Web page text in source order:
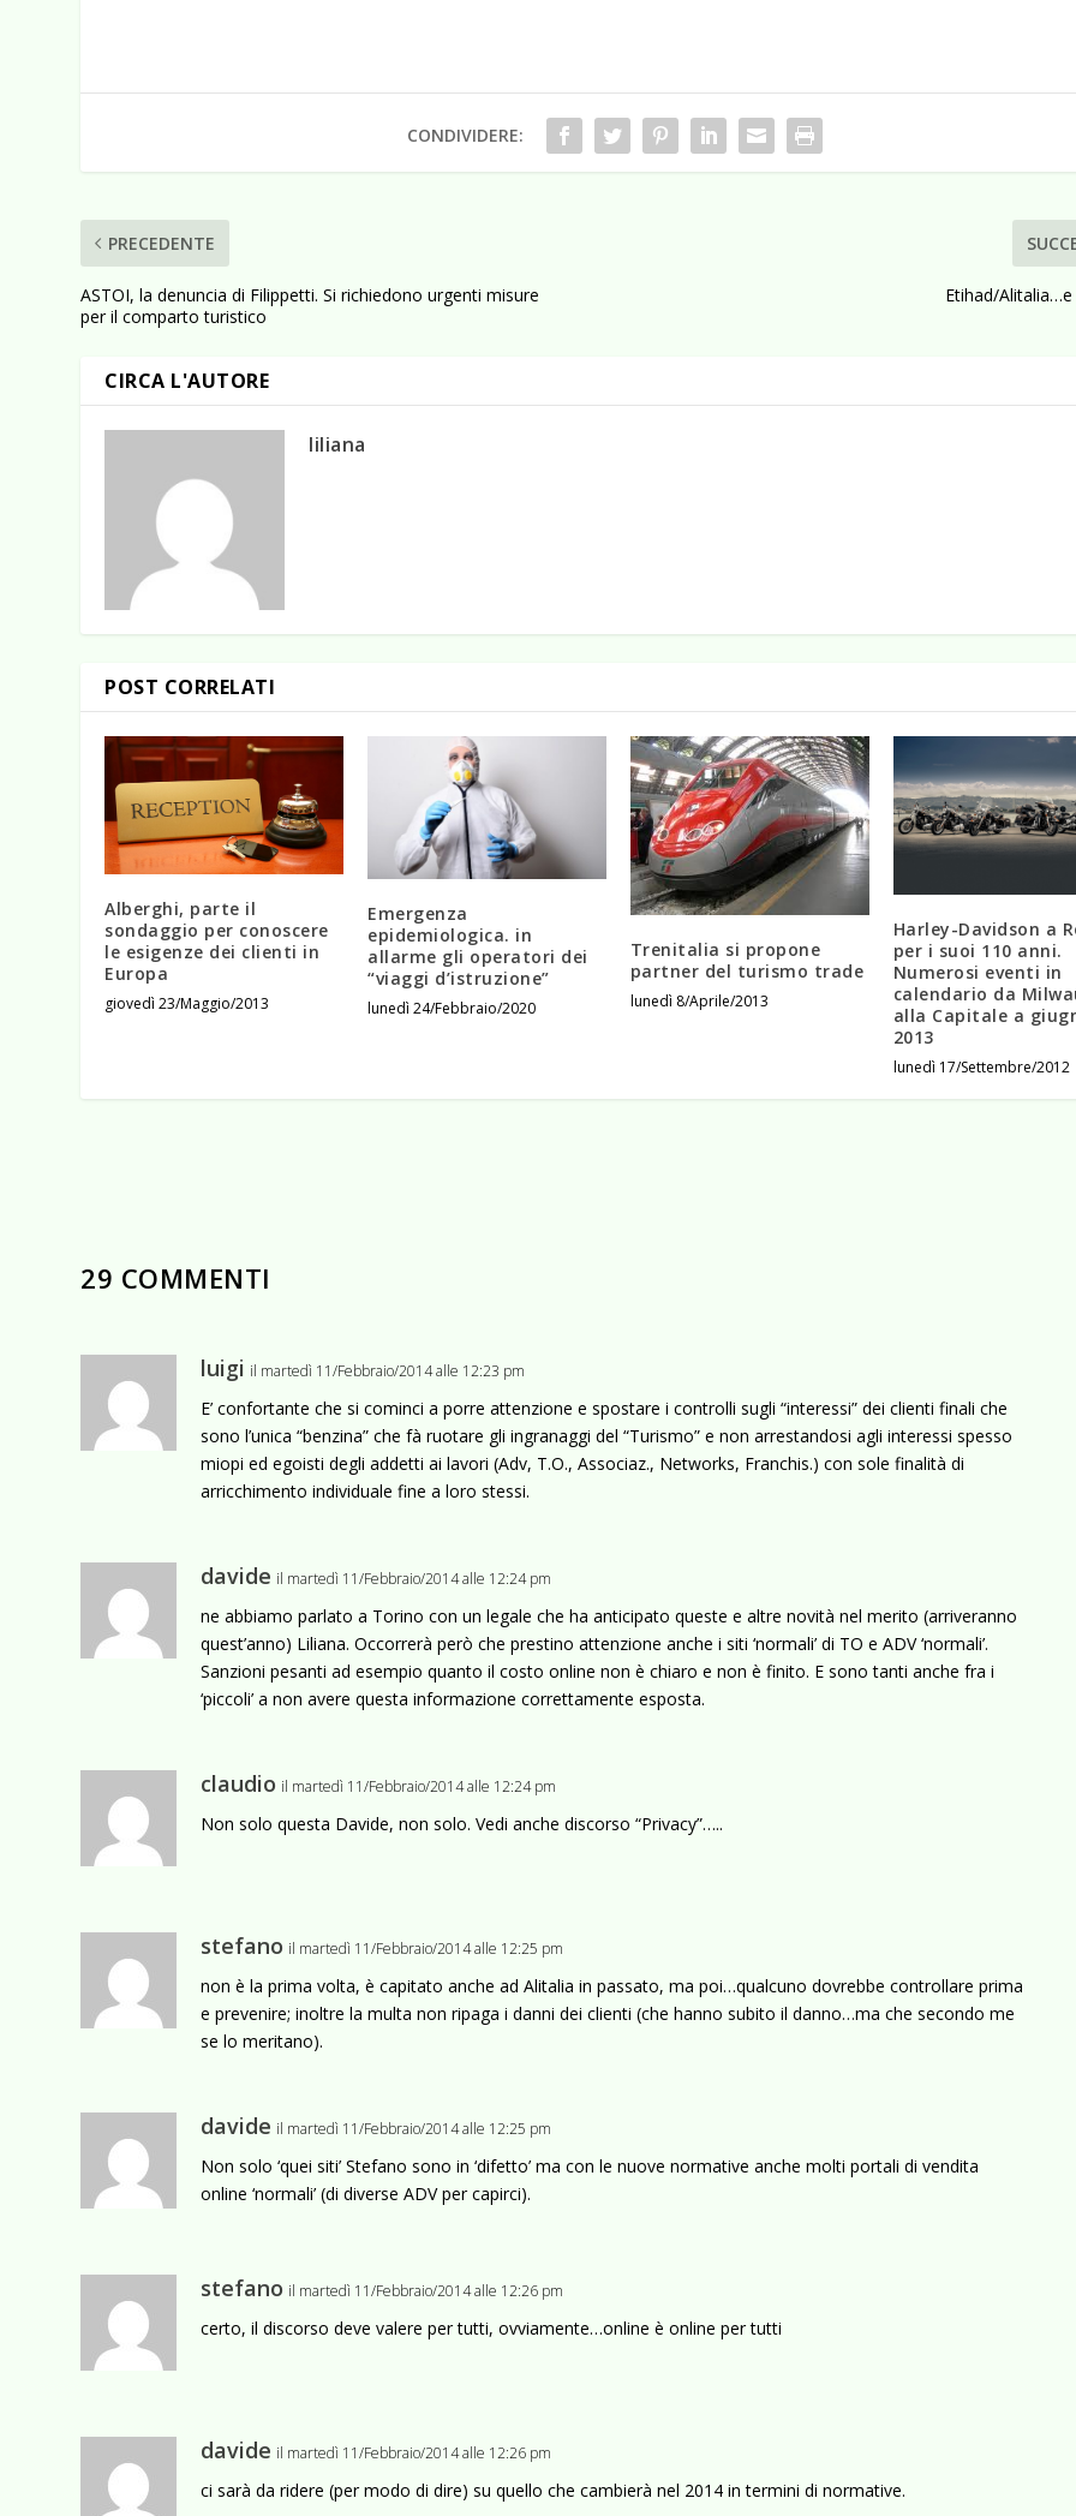
CONDIVIDERE:
PRECEDENTE
ASTOI, la denuncia di Filippetti. Si richiedono urgenti misure
per il comparto turistico
Etihad/
CIRCA L'AUTORE
liliana
POST CORRELATI
Alberghi, parte il
sondaggio per conoscere
le esigenze dei clienti in
Europa
giovedì 23/Maggio/2013
Emergenza
epidemiologica. in
allarme gli operatori dei
“viaggi d’istruzione”
lunedì 24/Febbraio/2020
Trenitalia si propone
partner del turismo trade
lunedì 8/Aprile/2013
Harley-Davidson a
per i suoi 110 anni.
Numerosi eventi in
calendario da
alla Capitale a
2013
lunedì 17/Settembre/2012
29 COMMENTI
luigi il martedì 11/Febbraio/2014 alle 12:23 pm
E’ confortante che si cominci a porre attenzione e spostare i controlli sugli “interessi” dei clienti finali che
sono l’unica “benzina” che fà ruotare gli ingranaggi del “Turismo” e non arrestandosi agli interessi spesso
miopi ed egoisti degli addetti ai lavori (Adv, T.O., Associaz., Networks, Franchis.) con sole finalità di
arricchimento individuale fine a loro stessi.
davide il martedì 11/Febbraio/2014 alle 12:24 pm
ne abbiamo parlato a Torino con un legale che ha anticipato queste e altre novità nel merito (arriveranno
quest’anno) Liliana. Occorrerà però che prestino attenzione anche i siti ‘normali’ di TO e ADV ‘normali’.
Sanzioni pesanti ad esempio quanto il costo online non è chiaro e non è finito. E sono tanti anche fra i
‘piccoli’ a non avere questa informazione correttamente esposta.
claudio il martedì 11/Febbraio/2014 alle 12:24 pm
Non solo questa Davide, non solo. Vedi anche discorso “Privacy”…..
stefano il martedì 11/Febbraio/2014 alle 12:25 pm
non è la prima volta, è capitato anche ad Alitalia in passato, ma poi…qualcuno dovrebbe controllare prima
e prevenire; inoltre la multa non ripaga i danni dei clienti (che hanno subito il danno…ma che secondo me
se lo meritano).
davide il martedì 11/Febbraio/2014 alle 12:25 pm
Non solo ‘quei siti’ Stefano sono in ‘difetto’ ma con le nuove normative anche molti portali di vendita
online ‘normali’ (di diverse ADV per capirci).
stefano il martedì 11/Febbraio/2014 alle 12:26 pm
certo, il discorso deve valere per tutti, ovviamente…online è online per tutti
davide il martedì 11/Febbraio/2014 alle 12:26 pm
ci sarà da ridere (per modo di dire) su quello che cambierà nel 2014 in termini di normative.